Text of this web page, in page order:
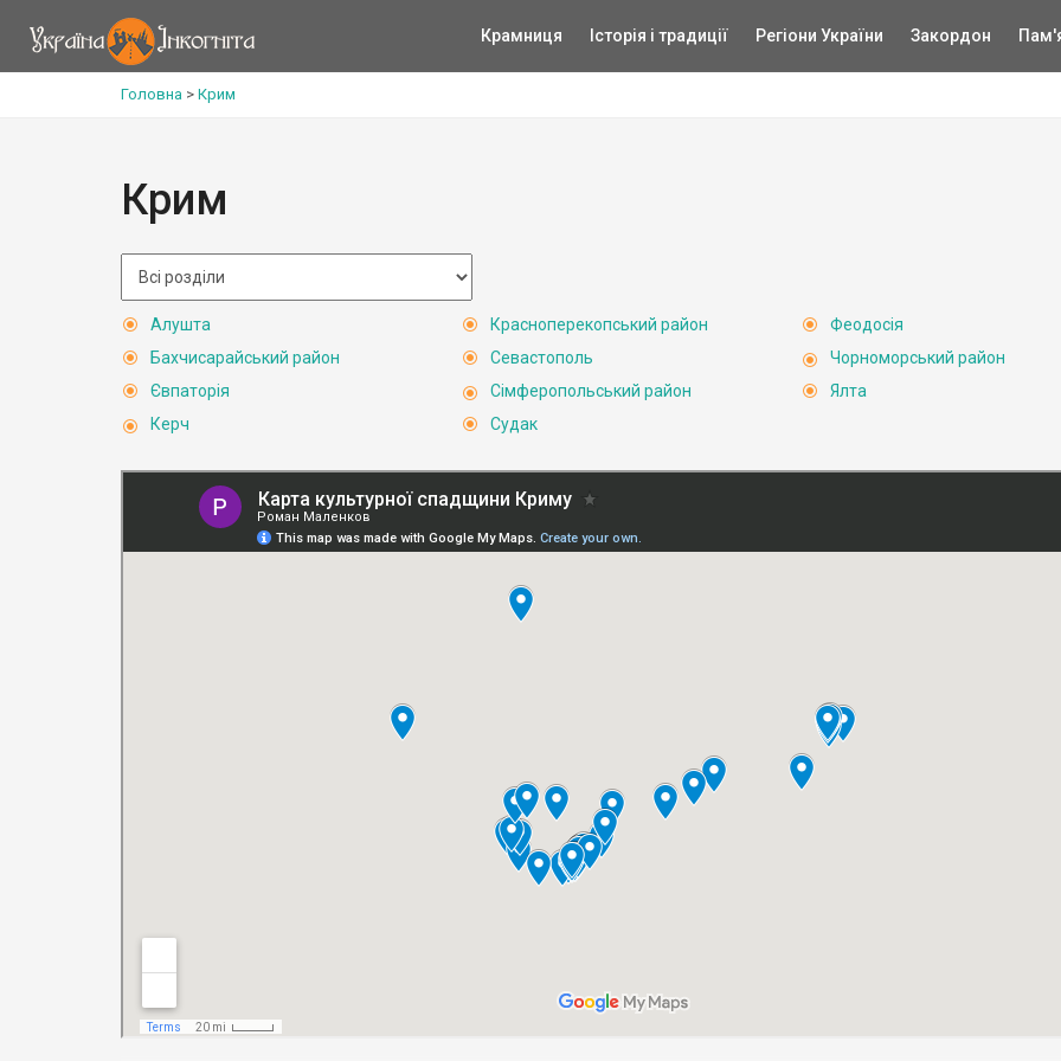
Крамниця Історія і традиції Регіони України Закордон
Головна > Крим
Крим
Алушта
Бахчисарайський район
Євпаторія
Керч
Красноперекопський район
Севастополь
Сімферопольський район
Судак
Феодосія
Чорноморський район
Ялта